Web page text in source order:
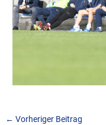
← Vorheriger Beitrag